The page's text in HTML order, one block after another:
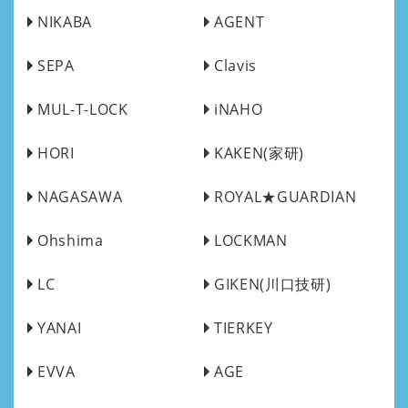
NIKABA AGENT
SEPA Clavis
MUL-T-LOCK iNAHO
HORI KAKEN(家研)
NAGASAWA ROYAL★GUARDIAN
Ohshima LOCKMAN
LC GIKEN(川口技研)
YANAI TIERKEY
EVVA AGE